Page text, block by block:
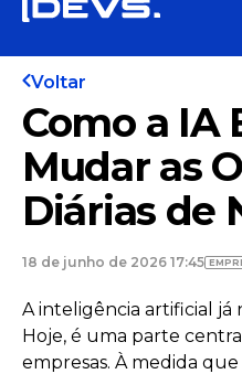
Voltar
Como a IA
Mudar as
Diárias de
18 de junho de 2026 17:45
A inteligência artificial já
Hoje, é uma parte
empresas. À medida